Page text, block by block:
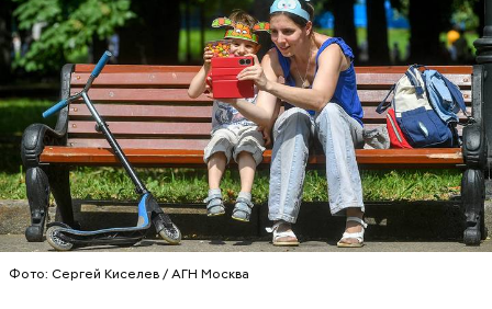
Фото: Сергей Киселев / АГН Москва
Спагетти из кабачков
Терапевт Кондрахин назвал
продукты и напитки, которые
выводят токсины из организма
Чистит сосуды и защищает от
рака: чем полезен кресс-салат